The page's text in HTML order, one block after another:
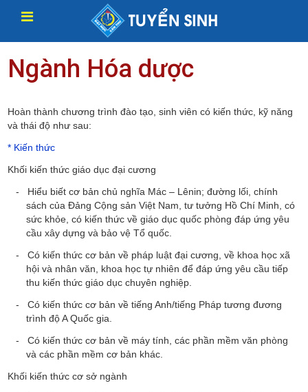
Ngành Hóa dược
Hoàn thành chương trình đào tạo, sinh viên có kiến thức, kỹ năng
và thái độ như sau:
* Kiến thức
Khối kiến thức giáo dục đại cương
- Hiểu biết cơ bản chủ nghĩa Mác – Lênin; đường lối, chính
sách của Đảng Cộng sản Việt Nam, tư tưởng Hồ Chí Minh, có
sức khỏe, có kiến thức về giáo dục quốc phòng đáp ứng yêu
cầu xây dựng và bảo vệ Tổ quốc.
- Có kiến thức cơ bản về pháp luật đại cương, về khoa học xã
hội và nhân văn, khoa học tự nhiên để đáp ứng yêu cầu tiếp
thu kiến thức giáo dục chuyên nghiệp.
- Có kiến thức cơ bản về tiếng Anh/tiếng Pháp tương đương
trình độ A Quốc gia.
- Có kiến thức cơ bản về máy tính, các phần mềm văn phòng
và các phần mềm cơ bản khác.
Khối kiến thức cơ sở ngành